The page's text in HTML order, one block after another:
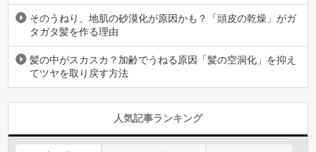
そのうねり、地肌の砂漠化が原因かも？「頭皮の乾燥」がガ
タガタ髪を作る理由
髪の中がスカスカ？加齢でうねる原因「髪の空洞化」を抑え
てツヤを取り戻す方法
人気記事ランキング